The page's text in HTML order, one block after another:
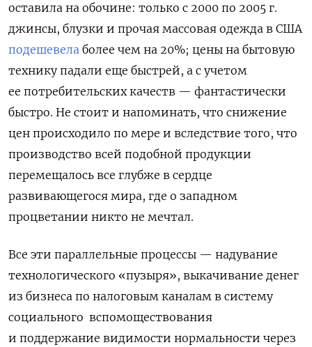
оставила на обочине: только с 2000 по 2005 г.
джинсы, блузки и прочая массовая одежда в США
подешевела более чем на 20%; цены на бытовую
технику падали еще быстрей, а с учетом
ее потребительских качеств — фантастически
быстро. Не стоит и напоминать, что снижение
цен происходило по мере и вследствие того, что
производство всей подобной продукции
перемещалось все глубже в сердце
развивающегося мира, где о западном
процветании никто не мечтал.
Все эти параллельные процессы — надувание
технологического «пузыря», выкачивание денег
из бизнеса по налоговым каналам в систему
социального вспомоществования
и поддержание видимости нормальности через